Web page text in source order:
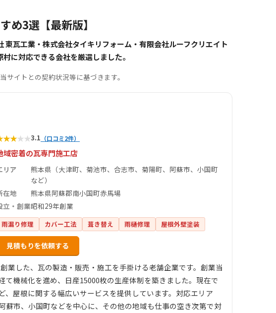
め3選【最新版】
瓦工業・株式会社タイキリフォーム・有限会社ルーフクリエイト
に対応できる会社を厳選しました。
イトとの契約状況等に基づきます。
★★★★3.1 （口コミ2件）
域密着の瓦専門施工店
リア
熊本県（大津町、菊池市、合志市、菊陽町、阿蘇市、小国町
など）
在地
熊本県阿蘇郡南小国町赤馬場
立・創業昭和29年創業
雨漏り修理 カバー工法 葺き替え 雨樋修理 屋根外壁塗装
見積もりを依頼する
業した、瓦の製造・販売・施工を手掛ける老舗企業です。創業当
機械化を進め、日産15000枚の生産体制を築きました。現在で
屋根に関する幅広いサービスを提供しています。対応エリア
市、小国町などを中心に、その他の地域も仕事の空き次第で対